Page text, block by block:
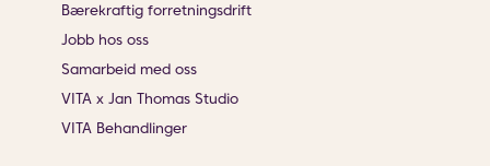
Bærekraftig forretningsdrift
Jobb hos oss
Samarbeid med oss
VITA x Jan Thomas Studio
VITA Behandlinger